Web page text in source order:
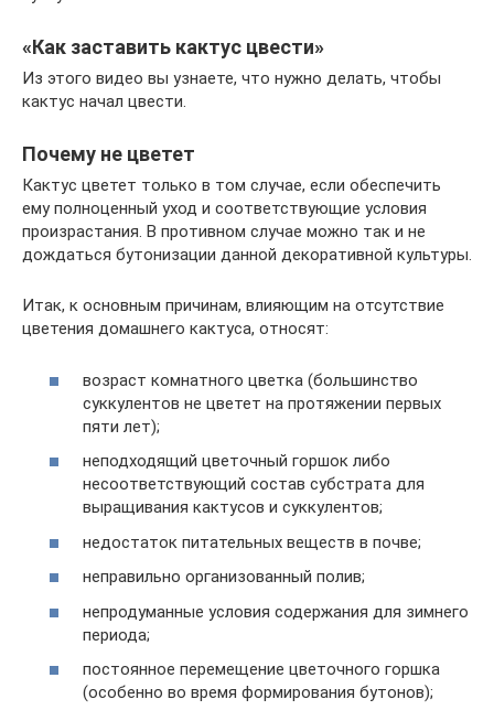
«Как заставить кактус цвести»
Из этого видео вы узнаете, что нужно делать, чтобы
кактус начал цвести.
Почему не цветет
Кактус цветет только в том случае, если обеспечить
ему полноценный уход и соответствующие условия
произрастания. В противном случае можно так и не
дождаться бутонизации данной декоративной культуры.
Итак, к основным причинам, влияющим на отсутствие
цветения домашнего кактуса, относят:
возраст комнатного цветка (большинство
суккулентов не цветет на протяжении первых
пяти лет);
неподходящий цветочный горшок либо
несоответствующий состав субстрата для
выращивания кактусов и суккулентов;
недостаток питательных веществ в почве;
неправильно организованный полив;
непродуманные условия содержания для зимнего
периода;
постоянное перемещение цветочного горшка
(особенно во время формирования бутонов);